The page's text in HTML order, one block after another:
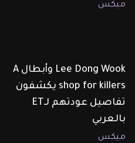
ميكس
Lee Dong Wook وأبطال A
shop for killers يكشفون
تفاصيل عودتهم لـET
بالعربي
ميكس